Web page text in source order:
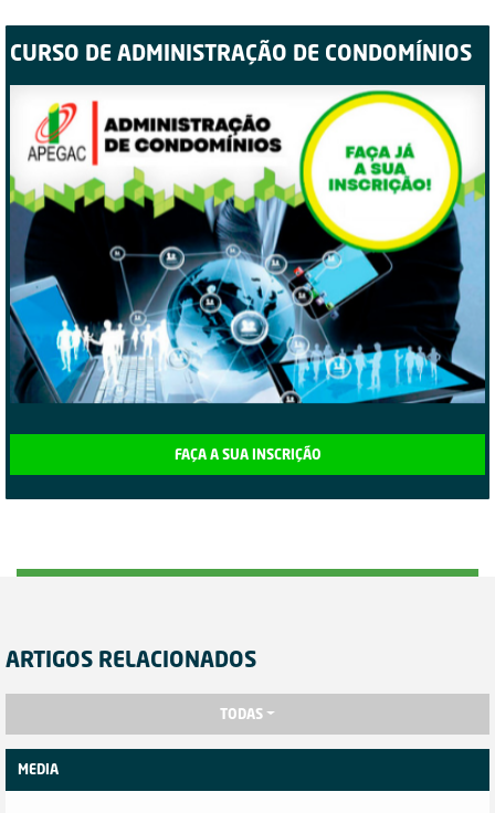
CURSO DE ADMINISTRAÇÃO DE CONDOMÍNIOS
FAÇA A SUA INSCRIÇÃO
ARTIGOS RELACIONADOS
TODAS
MEDIA